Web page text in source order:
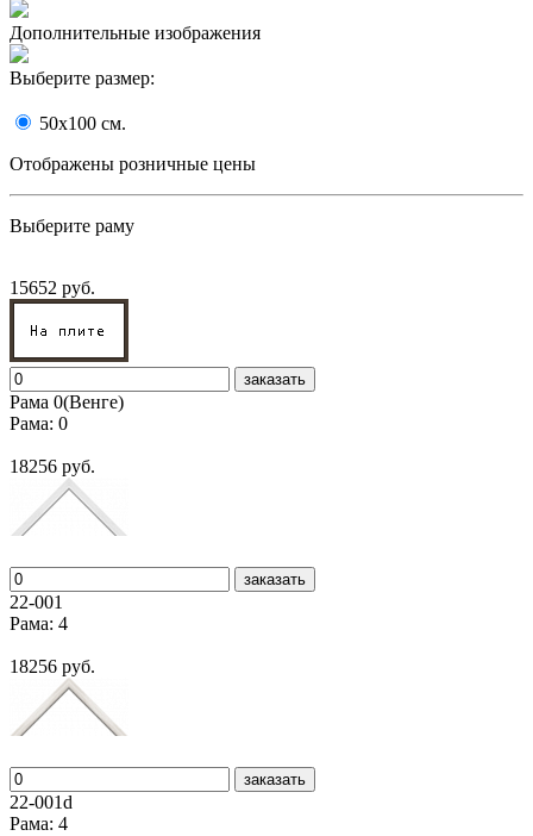
Дополнительные изображения
Выберите размер:
50x100 cм.
Отображены розничные цены
Выберите раму
15652 руб.
заказать
Рама 0(Венге)
Рама: 0
18256 руб.
заказать
22-001
Рама: 4
18256 руб.
заказать
22-001d
Рама: 4